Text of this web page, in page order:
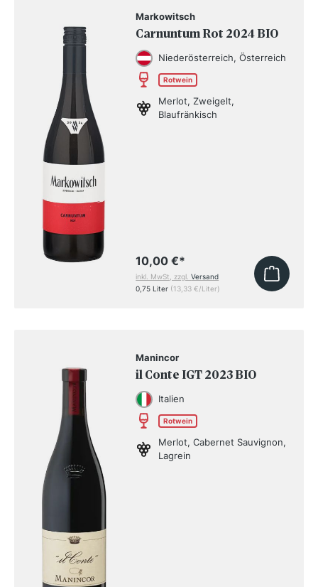
Markowitsch
Carnuntum Rot 2024 BIO
Niederösterreich, Österreich
Rotwein
Merlot, Zweigelt,
Blaufränkisch
10,00 €*
inkl. MwSt, zzgl.Versand
0,75 Liter (13,33 €/Liter)
Manincor
il Conte IGT 2023 BIO
Italien
Rotwein
Merlot, Cabernet Sauvignon,
Lagrein